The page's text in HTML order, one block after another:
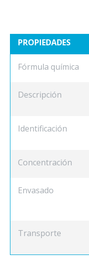
PROPIEDADES
Fórmula química
Descripción
Identificación
Concentración
Envasado
Transporte